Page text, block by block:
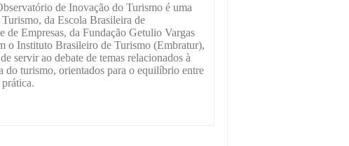
de Inovação do Turismo é uma
da Escola Brasileira de
de Empresas, da Fundação Getulio Vargas
o Instituto Brasileiro de Turismo (Embratur),
servir ao debate de temas relacionados à
do turismo, orientados para o equilíbrio entre